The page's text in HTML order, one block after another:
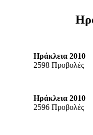
Ηράκλεια 2010
2598 Προβολές
Ηράκλεια 2010
2596 Προβολές